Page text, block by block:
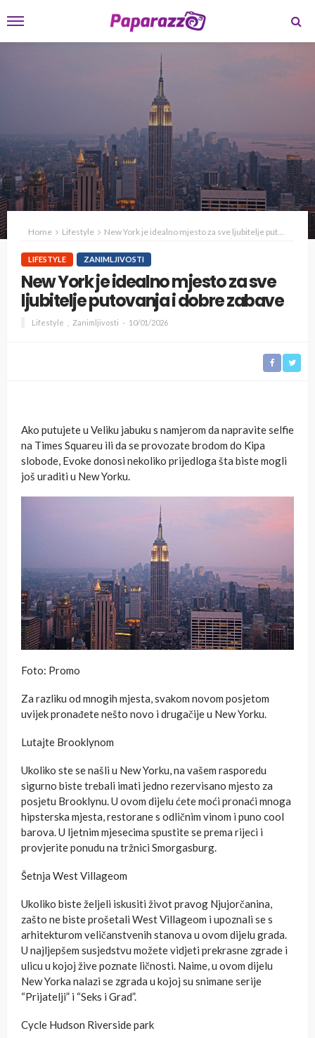
Home Lifestyle New York je idealno mjesto za sve ljubitelje putovanja i dobre zabave
LIFESTYLE ZANIMLJIVOSTI
New York je idealno mjesto za sve
ljubitelje putovanja i dobre zabave
Lifestyle Zanimljivosti 10/01/2026
Ako putujete u Veliku jabuku s namjerom da napravite selfie
na Times Squareu ili da se provozate brodom do Kipa
slobode, Evoke donosi nekoliko prijedloga šta biste mogli
još uraditi u New Yorku.
Foto: Promo
Za razliku od mnogih mjesta, svakom novom posjetom
uvijek pronađete nešto novo i drugačije u New Yorku.
Lutajte Brooklynom
Ukoliko ste se našli u New Yorku, na vašem rasporedu
sigurno biste trebali imati jedno rezervisano mjesto za
posjetu Brooklynu. U ovom dijelu ćete moći pronaći mnoga
hipsterska mjesta, restorane s odličnim vinom i puno cool
barova. U ljetnim mjesecima spustite se prema rijeci i
provjerite ponudu na tržnici Smorgasburg.
Šetnja West Villageom
Ukoliko biste željeli iskusiti život pravog Njujorčanina,
zašto ne biste prošetali West Villageom i upoznali se s
arhitekturom veličanstvenih stanova u ovom dijelu grada.
U najljepšem susjedstvu možete vidjeti prekrasne zgrade i
ulicu u kojoj žive poznate ličnosti. Naime, u ovom dijelu
New Yorka nalazi se zgrada u kojoj su snimane serije
“Prijatelji” i “Seks i Grad”.
Cycle Hudson Riverside park